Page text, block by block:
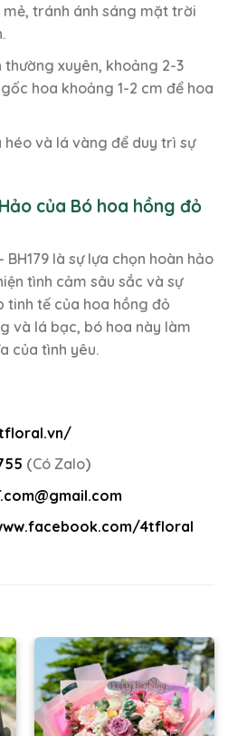
tránh ánh sáng mặt trời
xuyên, khoảng 2-3
hoa khoảng 1-2 cm để hoa
héo và lá vàng để duy trì sự
của Bó hoa hồng đỏ
là sự lựa chọn hoàn hảo
tình cảm sâu sắc và sự
tinh tế của hoa hồng đỏ
và lá bạc, bó hoa này làm
của tình yêu.
(Có Zalo)
4tfloral